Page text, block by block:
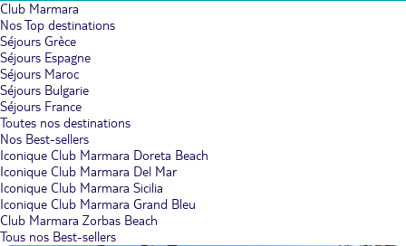
Club Marmara
Nos Top destinations
Séjours Grèce
Séjours Espagne
Séjours Maroc
Séjours Bulgarie
Séjours France
Toutes nos destinations
Nos Best-sellers
Iconique Club Marmara Doreta Beach
Iconique Club Marmara Del Mar
Iconique Club Marmara Sicilia
Iconique Club Marmara Grand Bleu
Club Marmara Zorbas Beach
Tous nos Best-sellers